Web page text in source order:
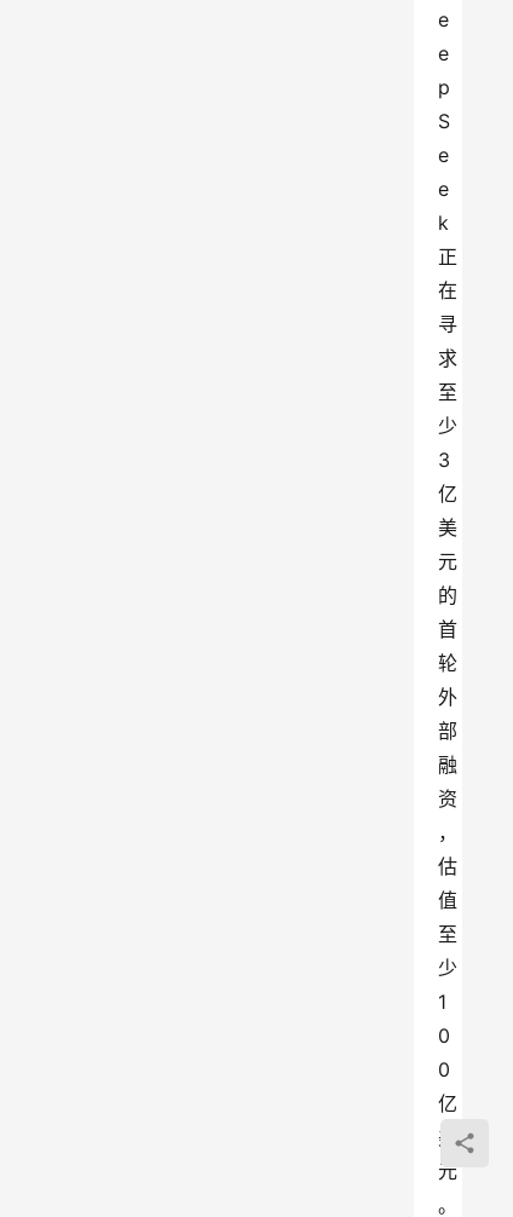
e
e
p
S
e
e
k
正
在
寻
求
至
少
3
亿
美
元
的
首
轮
外
部
融
资
，
估
值
至
少
1
0
0
亿
美
元
。